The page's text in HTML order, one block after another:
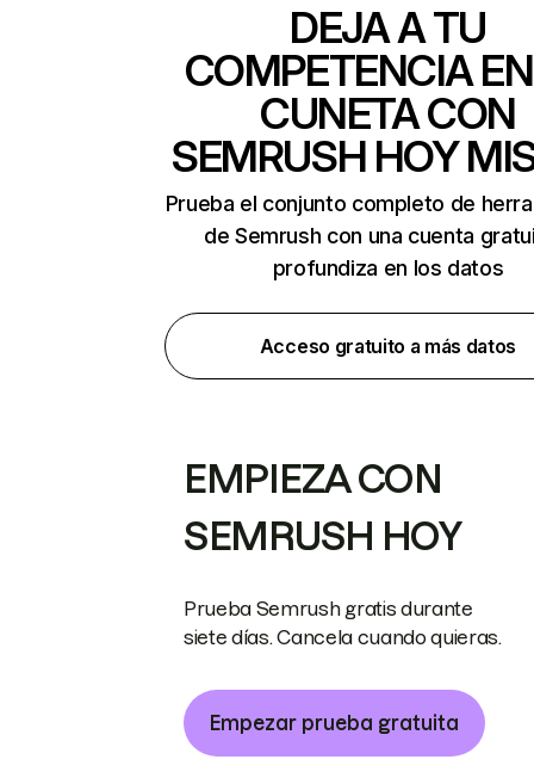
DEJA A TU
COMPETENCIA
CUNETA CON
SEMRUSH HOY
Prueba el conjunto completo de
de Semrush con una cuenta
profundiza en los datos
Acceso gratuito a más datos
EMPIEZA CON
SEMRUSH HOY
Prueba Semrush gratis durante
siete días. Cancela cuando quieras.
Empezar prueba gratuita